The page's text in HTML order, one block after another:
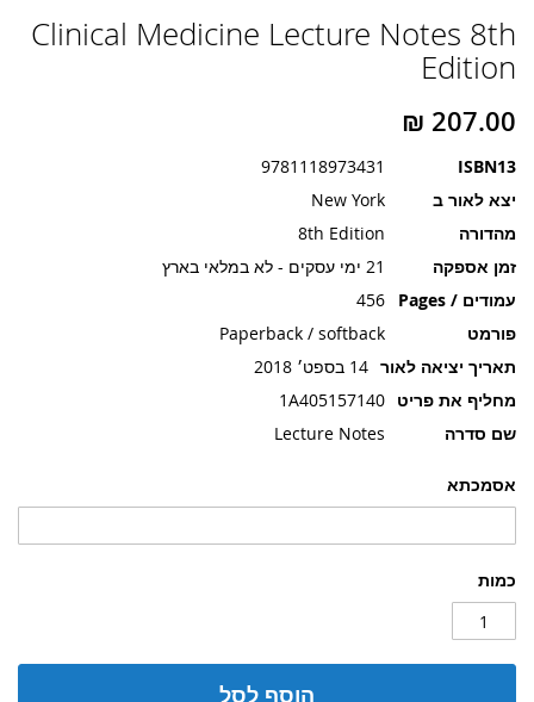
אסמכתא
כמות
הוסף לסל
Clinical Medicine Lecture Notes 8th
Edition
ISBN13
9781118973431
יצא לאור ב
New York
מהדורה
8th Edition
זמן אספקה
21 ימי עסקים - לא במלאי בארץ
עמודים / Pages
456
פורמט
Paperback / softback
תאריך יציאה לאור 14 בספט׳ 2018
מחליף את פריט 1A405157140
שם סדרה
Lecture Notes
להתחלה
של
גלריית